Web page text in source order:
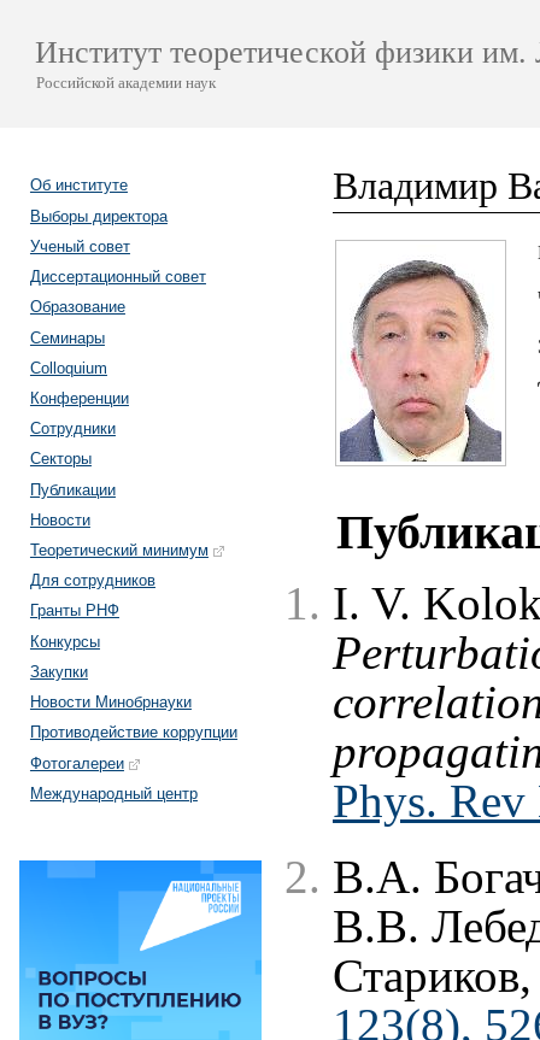
Институт теоретической физики
Российской академии наук
Об институте
Выборы директора
Ученый совет
Диссертационный совет
Образование
Семинары
Colloquium
Конференции
Сотрудники
Секторы
Публикации
Новости
Теоретический минимум
Для сотрудников
Гранты РНФ
Конкурсы
Закупки
Новости Минобрнауки
Противодействие коррупции
Фотогалереи
Международный центр
Владимир
I. V.
Phys.
В.А.
В.В.
123(8),